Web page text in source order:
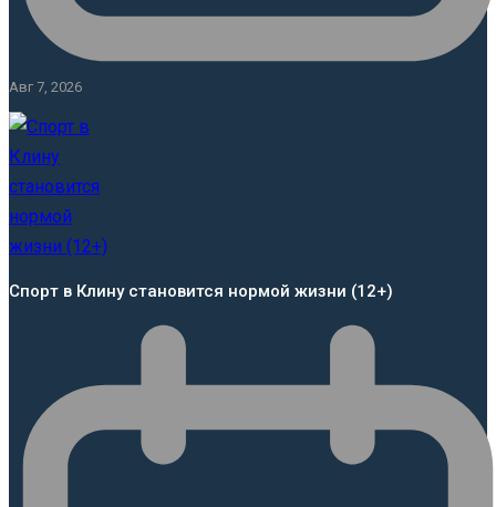
Авг 7, 2026
Спорт в Клину становится нормой жизни (12+)